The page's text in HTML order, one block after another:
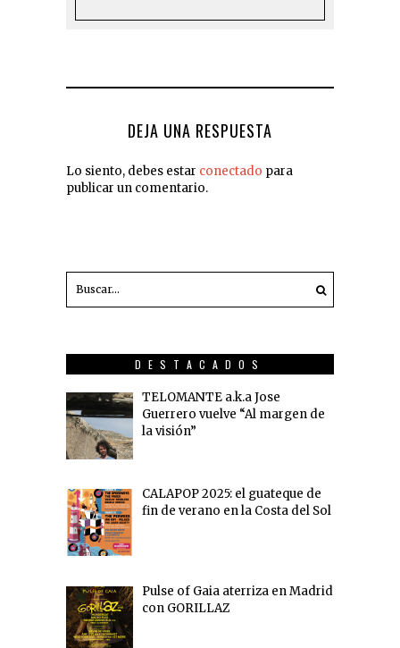
DEJA UNA RESPUESTA
Lo siento, debes estar conectado para
publicar un comentario.
DESTACADOS
TELOMANTE a.k.a Jose
Guerrero vuelve “Al margen de
la visión”
CALAPOP 2025: el guateque de
fin de verano en la Costa del Sol
Pulse of Gaia aterriza en Madrid
con GORILLAZ